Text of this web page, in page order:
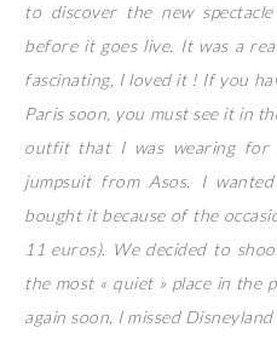
to discover the new
before it goes live. It was a
fascinating, I loved it ! If you
Paris soon, you must see it in
outfit that I was wearing for
jumpsuit from Asos. I
bought it because of the
11 euros). We decided to
the most « quiet » place in the
again soon, I missed